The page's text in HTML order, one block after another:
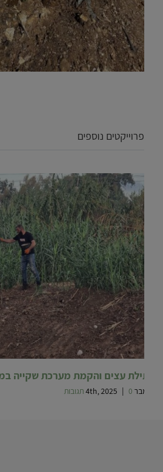
פרוייקטים נוספים
שתילת עצים והקמת מערכת שקייה
נובמבר 4th, 2025 0 תגובות